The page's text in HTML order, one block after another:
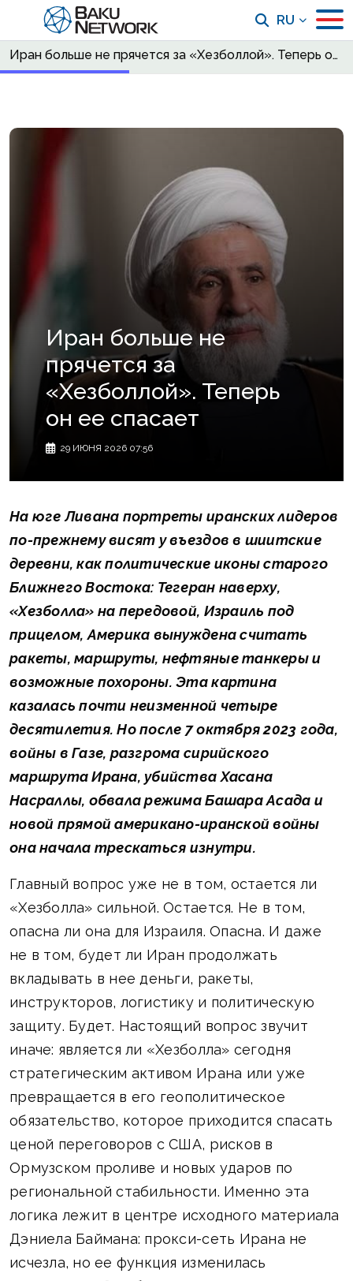
RU
Иран больше не прячется за «Хезболлой». Теперь он ее спасает
Иран больше не
прячется за
«Хезболлой». Теперь
он ее спасает
29 ИЮНЯ 2026 07:56
На юге Ливана портреты иранских лидеров
по-прежнему висят у въездов в шиитские
деревни, как политические иконы старого
Ближнего Востока: Тегеран наверху,
«Хезболла» на передовой, Израиль под
прицелом, Америка вынуждена считать
ракеты, маршруты, нефтяные танкеры и
возможные похороны. Эта картина
казалась почти неизменной четыре
десятилетия. Но после 7 октября 2023 года,
войны в Газе, разгрома сирийского
маршрута Ирана, убийства Хасана
Насраллы, обвала режима Башара Асада и
новой прямой американо-иранской войны
она начала трескаться изнутри.
Главный вопрос уже не в том, остается ли
«Хезболла» сильной. Остается. Не в том,
опасна ли она для Израиля. Опасна. И даже
не в том, будет ли Иран продолжать
вкладывать в нее деньги, ракеты,
инструкторов, логистику и политическую
защиту. Будет. Настоящий вопрос звучит
иначе: является ли «Хезболла» сегодня
стратегическим активом Ирана или уже
превращается в его геополитическое
обязательство, которое приходится спасать
ценой переговоров с США, рисков в
Ормузском проливе и новых ударов по
региональной стабильности. Именно эта
логика лежит в центре исходного материала
Дэниела Баймана: прокси-сеть Ирана не
исчезла, но ее функция изменилась